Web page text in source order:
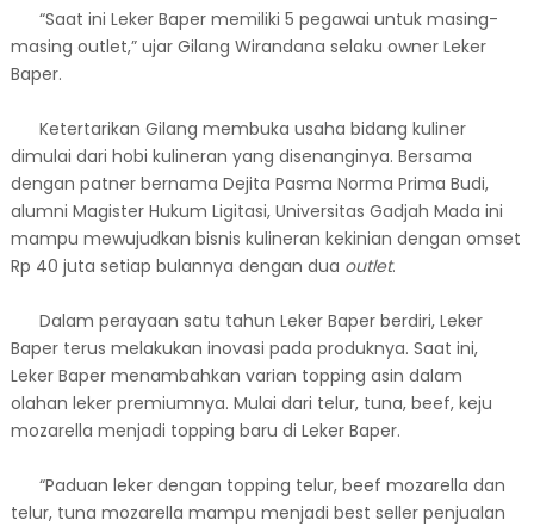
“Saat ini Leker Baper memiliki 5 pegawai untuk masing-
masing outlet,” ujar Gilang Wirandana selaku owner Leker
Baper.
Ketertarikan Gilang membuka usaha bidang kuliner
dimulai dari hobi kulineran yang disenanginya. Bersama
dengan patner bernama Dejita Pasma Norma Prima Budi,
alumni Magister Hukum Ligitasi, Universitas Gadjah Mada ini
mampu mewujudkan bisnis kulineran kekinian dengan omset
Rp 40 juta setiap bulannya dengan dua outlet.
Dalam perayaan satu tahun Leker Baper berdiri, Leker
Baper terus melakukan inovasi pada produknya. Saat ini,
Leker Baper menambahkan varian topping asin dalam
olahan leker premiumnya. Mulai dari telur, tuna, beef, keju
mozarella menjadi topping baru di Leker Baper.
“Paduan leker dengan topping telur, beef mozarella dan
telur, tuna mozarella mampu menjadi best seller penjualan